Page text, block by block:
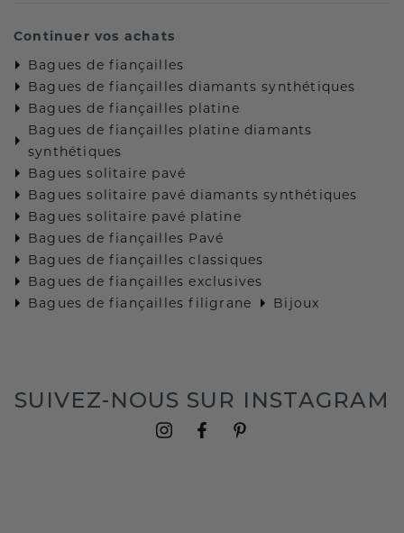
Continuer vos achats
Bagues de fiançailles
Bagues de fiançailles diamants synthétiques
Bagues de fiançailles platine
Bagues de fiançailles platine diamants
synthétiques
Bagues solitaire pavé
Bagues solitaire pavé diamants synthétiques
Bagues solitaire pavé platine
Bagues de fiançailles Pavé
Bagues de fiançailles classiques
Bagues de fiançailles exclusives
Bagues de fiançailles filigrane
Bijoux
SUIVEZ-NOUS SUR INSTAGRAM